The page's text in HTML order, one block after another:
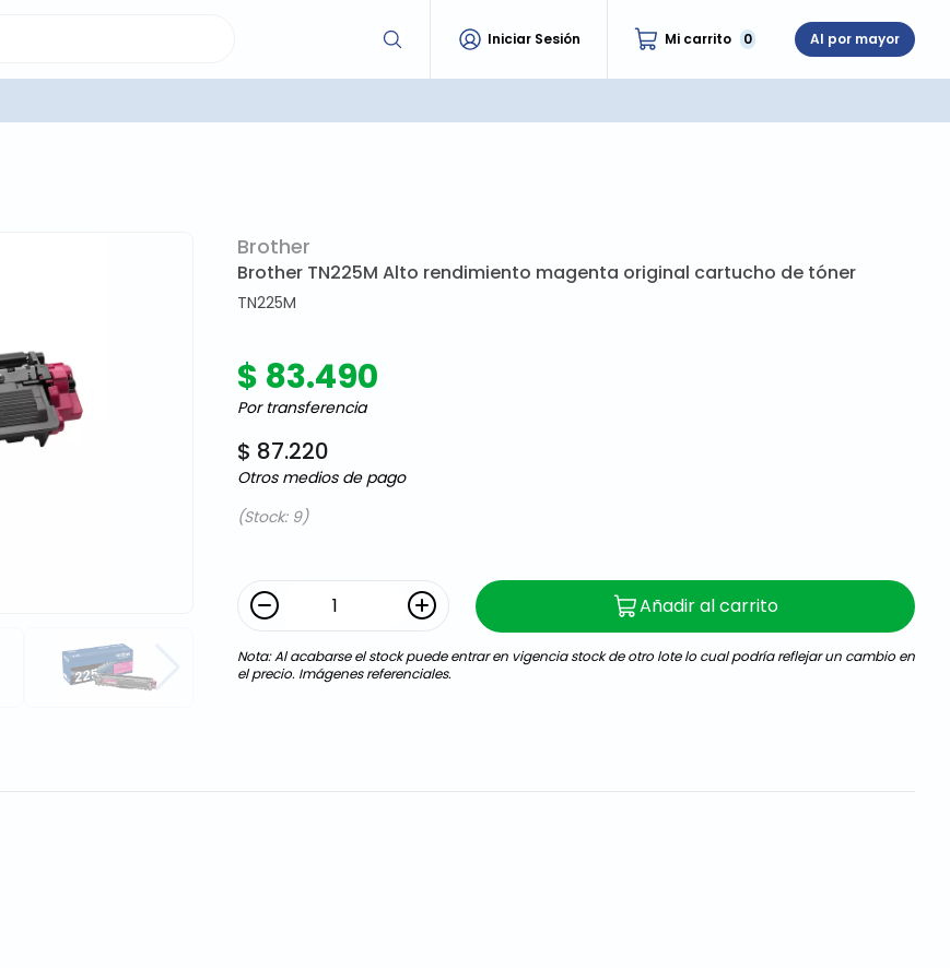
Iniciar Sesión Mi carrito 0 Al por mayor
Brother
Brother TN225M Alto rendimiento magenta original cartucho de tóner
TN225M
$ 83.490
Por transferencia
$ 87.220
Otros medios de pago
(Stock: 9)
Añadir al carrito
Nota: Al acabarse el stock puede entrar en vigencia stock de otro lote lo cual podría reflejar un cambio en
el precio. Imágenes referenciales.